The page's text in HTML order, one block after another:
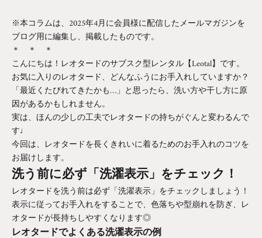
※本コラムは、2025年4月に会員様に配信したメールマガジンを
ブログ用に編集し、掲載したものです。
＊ ＊ ＊
こんにちは！レオタードのサブスク型レンタル【Leotal】です。
お気に入りのレオタード、どんなふうにお手入れしていますか？
「最近くたびれてきたかも…」と思ったら、洗い方や干し方に原
因があるかもしれません。
実は、ほんの少しの工夫でレオタードの持ちがぐんと変わるんで
す♩
今回は、レオタードを長くきれいに着るためのお手入れのコツを
お届けします。
洗う前に必ず「洗濯表示」をチェック！
レオタードを洗う前は必ず「洗濯表示」をチェックしましょう！
表示に従ってお手入れをすることで、色落ちや型崩れを防ぎ、レ
オタードが長持ちしやすくなります◎
レオタードでよくある洗濯表示の例